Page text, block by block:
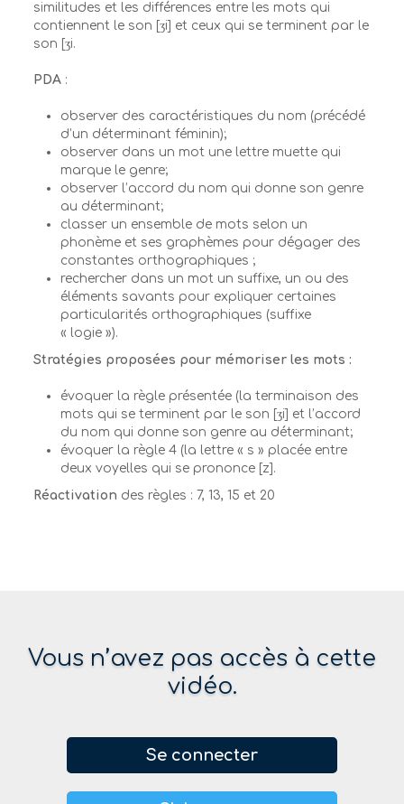
similitudes et les différences entre les mots qui
contiennent le son [ʒi] et ceux qui se terminent par le
son [ʒi.
PDA :
observer des caractéristiques du nom (précédé
d’un déterminant féminin);
observer dans un mot une lettre muette qui
marque le genre;
observer l’accord du nom qui donne son genre
au déterminant;
classer un ensemble de mots selon un
phonème et ses graphèmes pour dégager des
constantes orthographiques ;
rechercher dans un mot un suffixe, un ou des
éléments savants pour expliquer certaines
particularités orthographiques (suffixe
« logie »).
Stratégies proposées pour mémoriser les mots :
évoquer la règle présentée (la terminaison des
mots qui se terminent par le son [ʒi] et l’accord
du nom qui donne son genre au déterminant;
évoquer la règle 4 (la lettre « s » placée entre
deux voyelles qui se prononce [z].
Réactivation des règles : 7, 13, 15 et 20
Vous n’avez pas accès à cette
vidéo.
Se connecter